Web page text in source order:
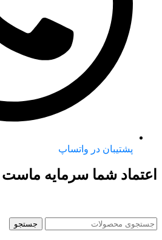
پشتیبان در واتساپ
اعتماد شما سرمایه ماست
جستجو